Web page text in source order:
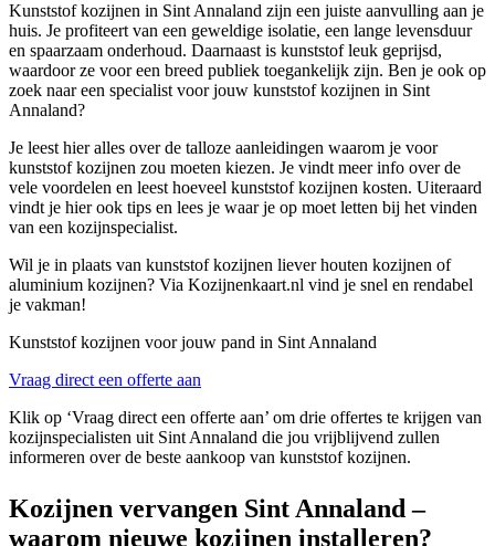
Kunststof kozijnen in Sint Annaland zijn een juiste aanvulling aan je
huis. Je profiteert van een geweldige isolatie, een lange levensduur
en spaarzaam onderhoud. Daarnaast is kunststof leuk geprijsd,
waardoor ze voor een breed publiek toegankelijk zijn. Ben je ook op
zoek naar een specialist voor jouw kunststof kozijnen in Sint
Annaland?
Je leest hier alles over de talloze aanleidingen waarom je voor
kunststof kozijnen zou moeten kiezen. Je vindt meer info over de
vele voordelen en leest hoeveel kunststof kozijnen kosten. Uiteraard
vindt je hier ook tips en lees je waar je op moet letten bij het vinden
van een kozijnspecialist.
Wil je in plaats van kunststof kozijnen liever houten kozijnen of
aluminium kozijnen? Via Kozijnenkaart.nl vind je snel en rendabel
je vakman!
Kunststof kozijnen voor jouw pand in Sint Annaland
Vraag direct een offerte aan
Klik op ‘Vraag direct een offerte aan’ om drie offertes te krijgen van
kozijnspecialisten uit Sint Annaland die jou vrijblijvend zullen
informeren over de beste aankoop van kunststof kozijnen.
Kozijnen vervangen Sint Annaland –
waarom nieuwe kozijnen installeren?